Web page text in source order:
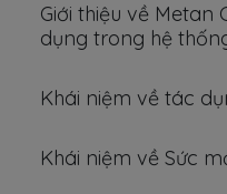
Giới thiệu về Metan
dụng trong hệ
Khái niệm về tác
Khái niệm về Sức